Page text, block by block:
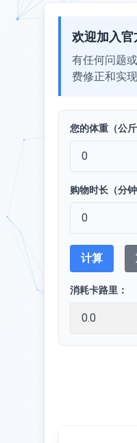
欢迎加入官
有任何问题
费修正和实
您的体重（公斤
购物时长（分钟
计算
消耗卡路里：